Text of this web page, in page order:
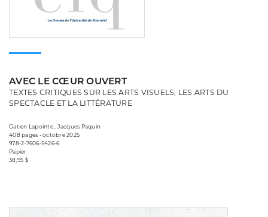
AVEC LE CŒUR OUVERT
TEXTES CRITIQUES SUR LES ARTS VISUELS, LES ARTS DU
SPECTACLE ET LA LITTÉRATURE
Gatien Lapointe , Jacques Paquin
408 pages • octobre 2025
978-2-7606-5426-6
Papier
38,95 $